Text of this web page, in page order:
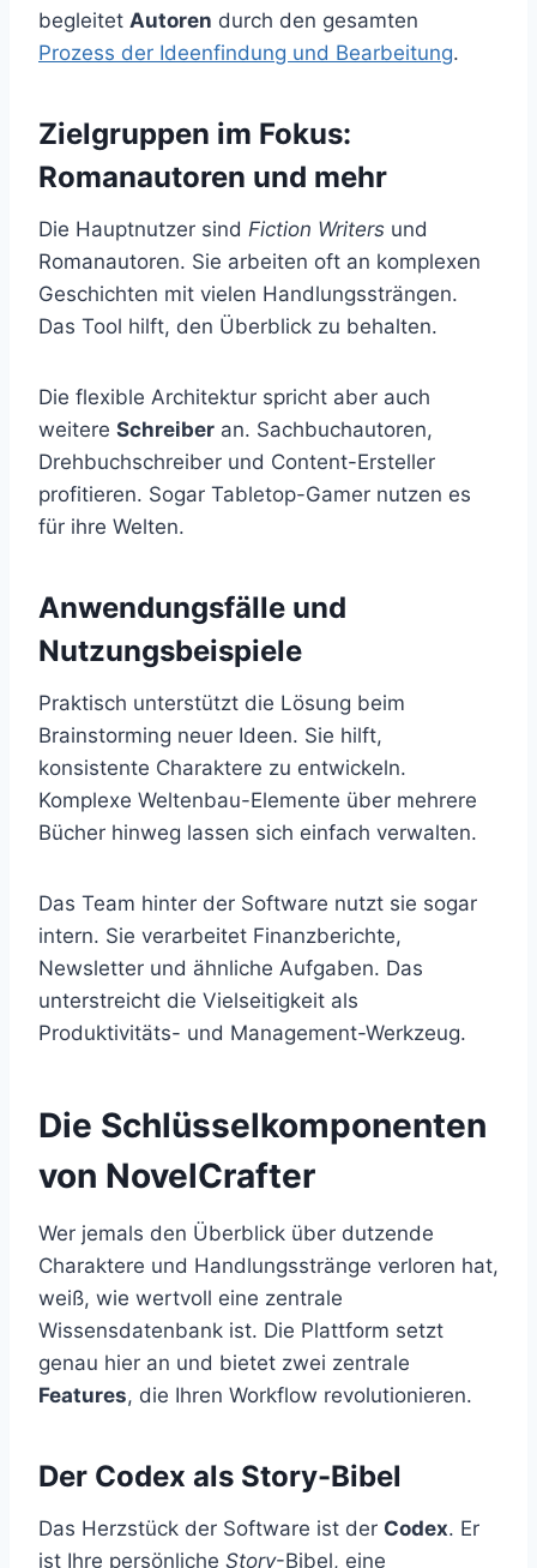
begleitet Autoren durch den gesamten
Prozess der Ideenfindung und Bearbeitung.
Zielgruppen im Fokus:
Romanautoren und mehr
Die Hauptnutzer sind Fiction Writers und
Romanautoren. Sie arbeiten oft an komplexen
Geschichten mit vielen Handlungssträngen.
Das Tool hilft, den Überblick zu behalten.
Die flexible Architektur spricht aber auch
weitere Schreiber an. Sachbuchautoren,
Drehbuchschreiber und Content-Ersteller
profitieren. Sogar Tabletop-Gamer nutzen es
für ihre Welten.
Anwendungsfälle und
Nutzungsbeispiele
Praktisch unterstützt die Lösung beim
Brainstorming neuer Ideen. Sie hilft,
konsistente Charaktere zu entwickeln.
Komplexe Weltenbau-Elemente über mehrere
Bücher hinweg lassen sich einfach verwalten.
Das Team hinter der Software nutzt sie sogar
intern. Sie verarbeitet Finanzberichte,
Newsletter und ähnliche Aufgaben. Das
unterstreicht die Vielseitigkeit als
Produktivitäts- und Management-Werkzeug.
Die Schlüsselkomponenten
von NovelCrafter
Wer jemals den Überblick über dutzende
Charaktere und Handlungsstränge verloren hat,
weiß, wie wertvoll eine zentrale
Wissensdatenbank ist. Die Plattform setzt
genau hier an und bietet zwei zentrale
Features, die Ihren Workflow revolutionieren.
Der Codex als Story-Bibel
Das Herzstück der Software ist der Codex. Er
ist Ihre persönliche Story-Bibel, eine